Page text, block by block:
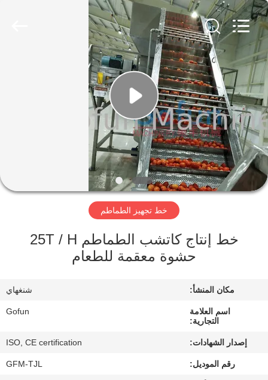
مسكن
منتجات
أشرطة
فيديو
عرض
الافتراضي
جولة
Shanghai
Gofun
Machinery
Co.,
Ltd..
All
Rights
Reserved.
خط تجهيز الطماطم
خط إنتاج كاتشب الطماطم 25T / H
حشوة معقمة للطعام
مكان المنشأ: شنغهاي
اسم العلامة
التجارية:
Gofun
إصدار الشهادات: ISO, CE certification
رقم الموديل: GFM-TJL